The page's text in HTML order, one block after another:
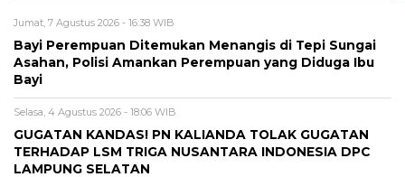
Jumat, 7 Agustus 2026 - 16:38 WIB
Bayi Perempuan Ditemukan Menangis di Tepi Sungai
Asahan, Polisi Amankan Perempuan yang Diduga Ibu
Bayi
Selasa, 4 Agustus 2026 - 18:06 WIB
GUGATAN KANDAS! PN KALIANDA TOLAK GUGATAN
TERHADAP LSM TRIGA NUSANTARA INDONESIA DPC
LAMPUNG SELATAN